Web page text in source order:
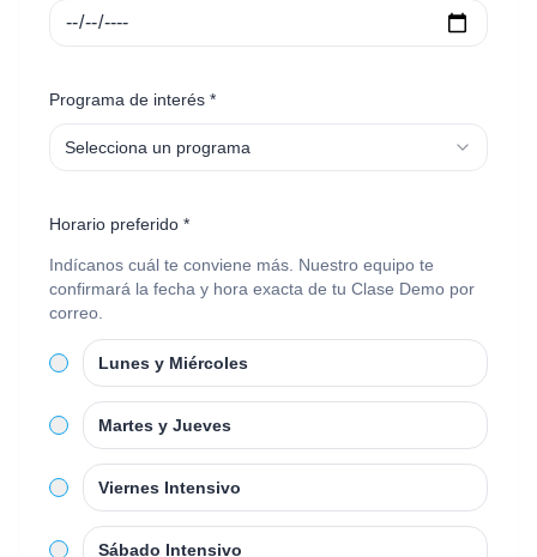
Programa de interés *
Selecciona un programa
Horario preferido *
Indícanos cuál te conviene más. Nuestro equipo te
confirmará la fecha y hora exacta de tu Clase Demo por
correo.
Lunes y Miércoles
Martes y Jueves
Viernes Intensivo
Sábado Intensivo